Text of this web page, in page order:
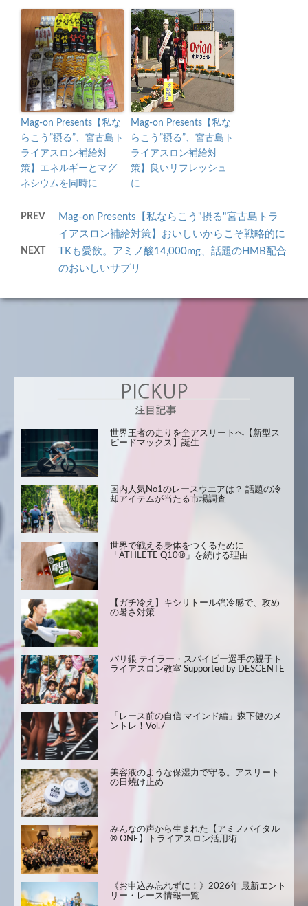
Mag-on Presents【私な
らこう”摂る”、宮古島ト
ライアスロン補給対
策】エネルギーとマグ
ネシウムを同時に
Mag-on Presents【私な
らこう”摂る”、宮古島ト
ライアスロン補給対
策】良いリフレッシュ
に
PREV
Mag-on Presents【私ならこう"摂る"宮古島トラ
イアスロン補給対策】おいしいからこそ戦略的に
NEXT
TKも愛飲。アミノ酸14,000mg、話題のHMB配合
のおいしいサプリ
世界王者の走りを全アスリートへ【新型ス
ピードマックス】誕生
国内人気No1のレースウエアは？ 話題の冷
却アイテムが当たる市場調査
世界で戦える身体をつくるために
「ATHLETE Q10®」を続ける理由
【ガチ冷え】キシリトール強冷感で、攻め
の暑さ対策
パリ銀 テイラー・スパイビー選手の親子ト
ライアスロン教室 Supported by DESCENTE
「レース前の自信 マインド編」森下健のメ
ントレ！Vol.7
美容液のような保湿力で守る。アスリート
の日焼け止め
みんなの声から生まれた【アミノバイタル
® ONE】トライアスロン活用術
《お申込み忘れずに！》2026年 最新エント
リー・レース情報一覧